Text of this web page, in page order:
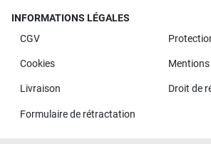
INFORMATIONS LÉGALES
CGV
Cookies
Livraison Droit de
Formulaire de rétractation